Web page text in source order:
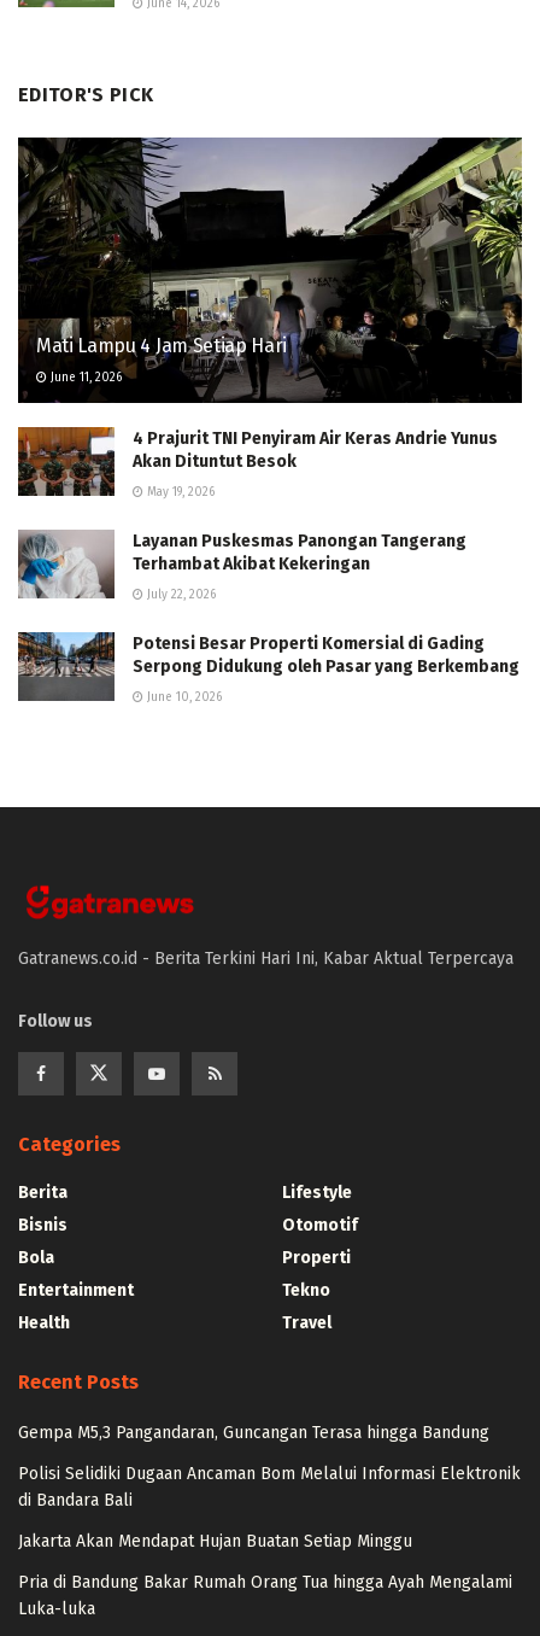
June 14, 2026
EDITOR'S PICK
Mati Lampu 4 Jam Setiap Hari
June 11, 2026
4 Prajurit TNI Penyiram Air Keras Andrie Yunus
Akan Dituntut Besok
May 19, 2026
Layanan Puskesmas Panongan Tangerang
Terhambat Akibat Kekeringan
July 22, 2026
Potensi Besar Properti Komersial di Gading
Serpong Didukung oleh Pasar yang Berkembang
June 10, 2026
Gatranews.co.id - Berita Terkini Hari Ini, Kabar Aktual Terpercaya
Follow us
Categories
Berita
Bisnis
Bola
Entertainment
Health
Lifestyle
Otomotif
Properti
Tekno
Travel
Recent Posts
Gempa M5,3 Pangandaran, Guncangan Terasa hingga Bandung
Polisi Selidiki Dugaan Ancaman Bom Melalui Informasi Elektronik
di Bandara Bali
Jakarta Akan Mendapat Hujan Buatan Setiap Minggu
Pria di Bandung Bakar Rumah Orang Tua hingga Ayah Mengalami
Luka-luka